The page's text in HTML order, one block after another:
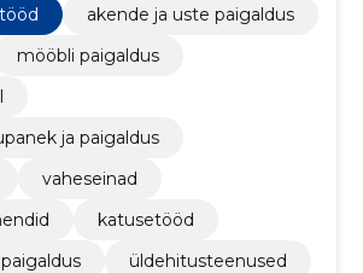
akende ja uste paigaldus
mööbli paigaldus
ja paigaldus
vaheseinad
katusetööd
üldehitusteenused